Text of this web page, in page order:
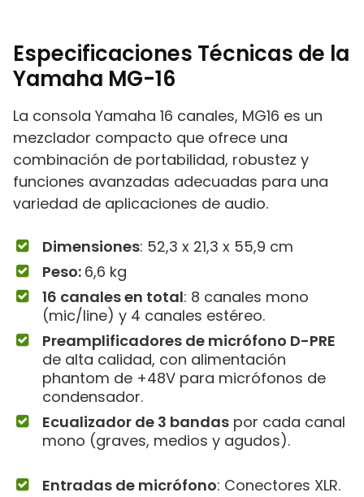
Especificaciones Técnicas de la
Yamaha MG-16
La consola Yamaha 16 canales, MG16 es un
mezclador compacto que ofrece una
combinación de portabilidad, robustez y
funciones avanzadas adecuadas para una
variedad de aplicaciones de audio.
Dimensiones: ‎52,3 x 21,3 x 55,9 cm
Peso: 6,6 kg
16 canales en total: 8 canales mono
(mic/line) y 4 canales estéreo.
Preamplificadores de micrófono D-PRE
de alta calidad, con alimentación
phantom de +48V para micrófonos de
condensador.
Ecualizador de 3 bandas por cada canal
mono (graves, medios y agudos).
Entradas de micrófono: Conectores XLR.